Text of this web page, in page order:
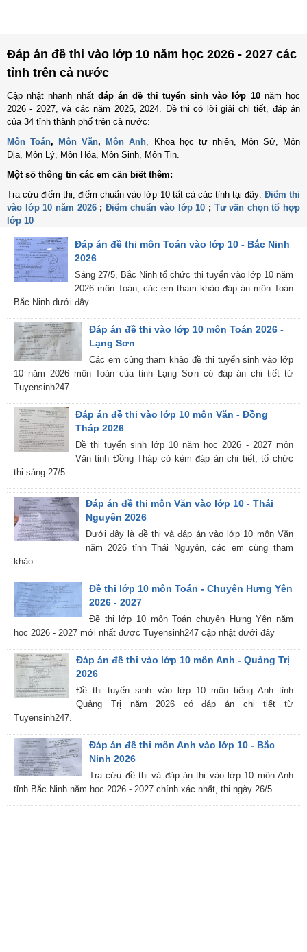
Đáp án đề thi vào lớp 10 năm học 2026 - 2027 các
tỉnh trên cả nước
Cập nhật nhanh nhất đáp án đề thi tuyển sinh vào lớp 10năm học
2026 - 2027, và các năm 2025, 2024. Đề thi có lời giải chi tiết, đáp án
của 34 tỉnh thành phố trên cả nước:
Môn Toán, Môn Văn, Môn Anh, Khoa học tự nhiên, Môn Sử, Môn
Địa, Môn Lý, Môn Hóa, Môn Sinh, Môn Tin.
Một số thông tin các em cần biết thêm:
Tra cứu điểm thi, điểm chuẩn vào lớp 10 tất cả các tỉnh tại đây: Điểm thi
vào lớp 10 năm 2026; Điểm chuẩn vào lớp 10 ; Tư vấn chọn tổ hợp
lớp 10
Đáp án đề thi môn Toán vào lớp 10 - Bắc Ninh
2026
Sáng 27/5, Bắc Ninh tổ chức thi tuyển vào lớp 10 năm
2026 môn Toán, các em tham khảo đáp án môn Toán
Bắc Ninh dưới đây.
Đáp án đề thi vào lớp 10 môn Toán 2026 -
Lạng Sơn
Các em cùng tham khảo đề thi tuyển sinh vào lớp
10 năm 2026 môn Toán của tỉnh Lạng Sơn có đáp án chi tiết từ
Tuyensinh247.
Đáp án đề thi vào lớp 10 môn Văn - Đồng
Tháp 2026
Đề thi tuyển sinh lớp 10 năm học 2026 - 2027 môn
Văn tỉnh Đồng Tháp có kèm đáp án chi tiết, tổ chức
thi sáng 27/5.
Đáp án đề thi môn Văn vào lớp 10 - Thái
Nguyên 2026
Dưới đây là đề thi và đáp án vào lớp 10 môn Văn
năm 2026 tỉnh Thái Nguyên, các em cùng tham
khảo.
Đề thi lớp 10 môn Toán - Chuyên Hưng Yên
2026 - 2027
Đề thi lớp 10 môn Toán chuyên Hưng Yên năm
học 2026 - 2027 mới nhất được Tuyensinh247 cập nhật dưới đây
Đáp án đề thi vào lớp 10 môn Anh - Quảng Trị
2026
Đề thi tuyển sinh vào lớp 10 môn tiếng Anh tỉnh
Quảng Trị năm 2026 có đáp án chi tiết từ
Tuyensinh247.
Đáp án đề thi môn Anh vào lớp 10 - Bắc
Ninh 2026
Tra cứu đề thi và đáp án thi vào lớp 10 môn Anh
tỉnh Bắc Ninh năm học 2026 - 2027 chính xác nhất, thi ngày 26/5.